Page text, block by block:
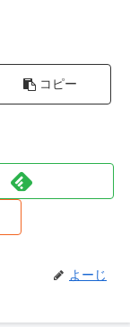
コピー
よーじ